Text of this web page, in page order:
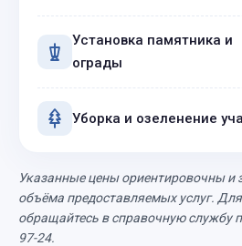
Установка памятника и
ограды
Уборка и озеленение
Указанные цены ориентировочны и
объёма предоставляемых услуг.
обращайтесь в справочную службу
97-24.